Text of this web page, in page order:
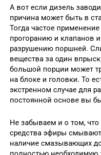
А вот если дизель
причина может быть в
Тогда частое
прогоранию и клапанов
разрушению поршней.
вещества за один
большой порции может
на блоке и головки. То
экстренном случае для
постоянной основе вы
Не забываем и о том, что
средства эфиры
наличие смазывающих